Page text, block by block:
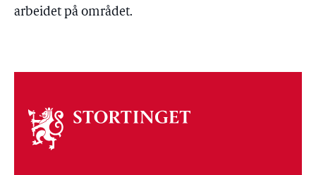
arbeidet på området.
Om
stortinget